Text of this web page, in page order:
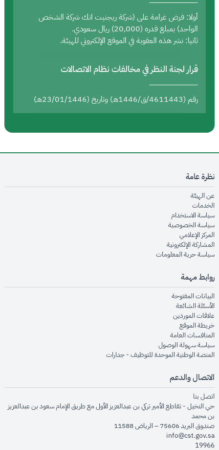
أولا: فرض غرامة على (شركة ريجنيت انك شركة الشخص
الواحد) بمبلغ قدره (20,000) ريال سعودي.
ثانيا: نشر هذه العقوبة في الموقع الإلكتروني للهيئة.
قرار لجنة النظر في مخالفات نظام الاتصالات
رقم (4611443/ق/1446هـ) وتاريخ (23/01/1446هـ)
نظرة عامة
عن الهيئةopens in new window
الخدماتopens in new window
سياسة الاستخدام
سياسة الخصوصيةopens in new window
المركز الإعلاميopens in new window
المشاركة الإلكترونيةopens in new window
سياسة حرية المعلوماتopens in new window
روابط مهمة
البيانات المفتوحةopens in new window
الأسئلة الشائعةopens in new window
علاقات الموردينopens in new window
خريطة الموقعopens in new window
المنافسات العامةopens in new window
سياسة سهولة الوصولopens in new window
المنصة الوطنية الموحدة للتوظيف - جداراتopens in new window
الاتصال والدعم
اتصل بنا
حي النخيل - تقاطع الأمير تركي بن عبدالعزيز الأول مع طريق الإمام سعود بن عبدالعزيز
بن محمد
صندوق البريد 75606 – الرياض 11588
info@cst.gov.sa
19966